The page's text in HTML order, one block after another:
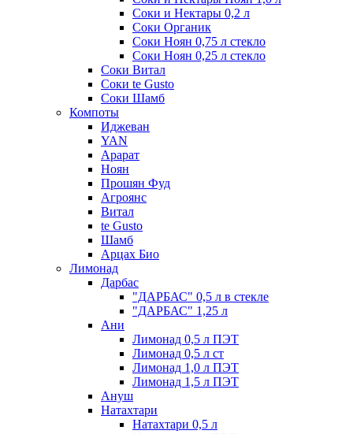
Соки и Нектары 0,2 л
Соки Органик
Соки Ноян 0,75 л стекло
Соки Ноян 0,25 л стекло
Соки Витал
Соки te Gusto
Соки Шамб
Компоты
Иджеван
YAN
Арарат
Ноян
Прошян Фуд
Агроянс
Витал
te Gusto
Шамб
Арцах Био
Лимонад
Дарбас
"ДАРБАС" 0,5 л в стекле
"ДАРБАС" 1,25 л
Ани
Лимонад 0,5 л ПЭТ
Лимонад 0,5 л ст
Лимонад 1,0 л ПЭТ
Лимонад 1,5 л ПЭТ
Ануш
Натахтари
Натахтари 0,5 л